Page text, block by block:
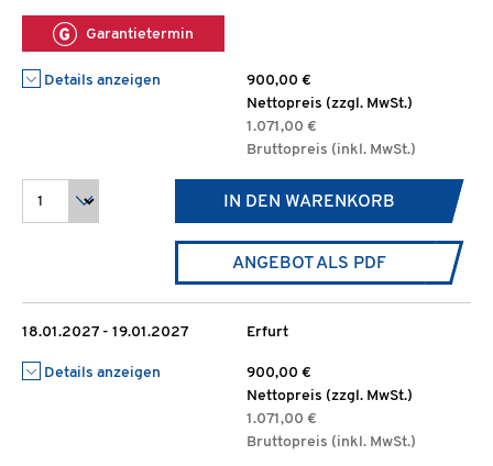
Garantietermin
Details anzeigen
900,00 €
Nettopreis (zzgl. MwSt.)
1.071,00 €
Bruttopreis (inkl. MwSt.)
IN DEN WARENKORB
ANGEBOT ALS PDF
18.01.2027 - 19.01.2027 Erfurt
Details anzeigen
900,00 €
Nettopreis (zzgl. MwSt.)
1.071,00 €
Bruttopreis (inkl. MwSt.)